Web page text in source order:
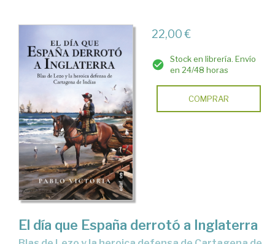
22,00 €
Stock en librería. Envío
en 24/48 horas
COMPRAR
El día que España derrotó a Inglaterra